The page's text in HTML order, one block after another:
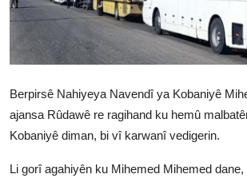
Têkilî
Türkçe Kurdi
Berpirsê Nahiyeya Navendî ya Kobaniyê
ajansa Rûdawê re ragihand ku hemû
Kobaniyê diman, bi vî karwanî vedigerin.
Li gorî agahiyên ku Mihemed Mihemed